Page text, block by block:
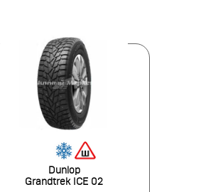
Dunlop
Grandtrek ICE 02